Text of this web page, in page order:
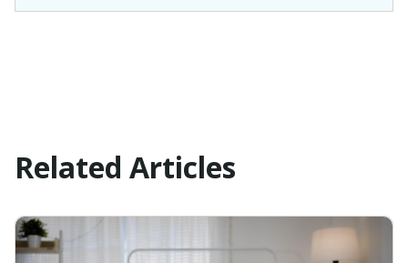
Related Articles